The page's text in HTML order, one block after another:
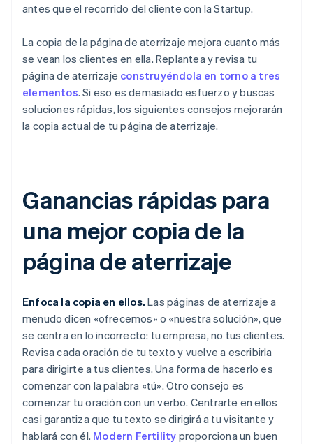
antes que el recorrido del cliente con la Startup.
La copia de la página de aterrizaje mejora cuanto más
se vean los clientes en ella. Replantea y revisa tu
página de aterrizaje construyéndola en torno a tres
elementos. Si eso es demasiado esfuerzo y buscas
soluciones rápidas, los siguientes consejos mejorarán
la copia actual de tu página de aterrizaje.
Ganancias rápidas para
una mejor copia de la
página de aterrizaje
Enfoca la copia en ellos. Las páginas de aterrizaje a
menudo dicen «ofrecemos» o «nuestra solución», que
se centra en lo incorrecto: tu empresa, no tus clientes.
Revisa cada oración de tu texto y vuelve a escribirla
para dirigirte a tus clientes. Una forma de hacerlo es
comenzar con la palabra «tú». Otro consejo es
comenzar tu oración con un verbo. Centrarte en ellos
casi garantiza que tu texto se dirigirá a tu visitante y
hablará con él. Modern Fertility proporciona un buen